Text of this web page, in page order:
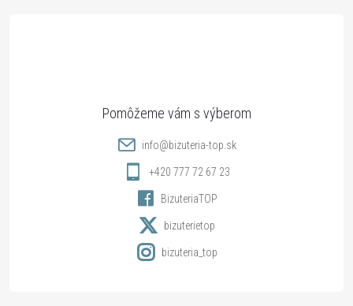
info@bizuteria-top.sk
+420 777 72 67 23
BizuteriaTOP
bizuterietop
bizuteria_top